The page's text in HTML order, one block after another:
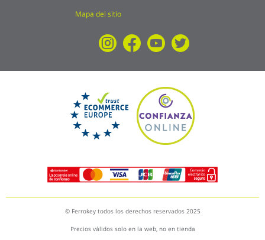
Mapa del sitio
© Ferrokey todos los derechos reservados 2025
Precios válidos solo en la web, no en tienda